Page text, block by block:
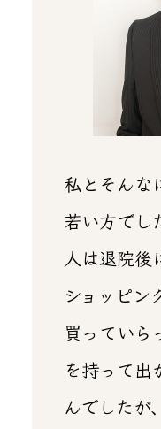
私とそんな
若い方でし
人は退院後
ショッピン
買っていら
を持って
んでしたが